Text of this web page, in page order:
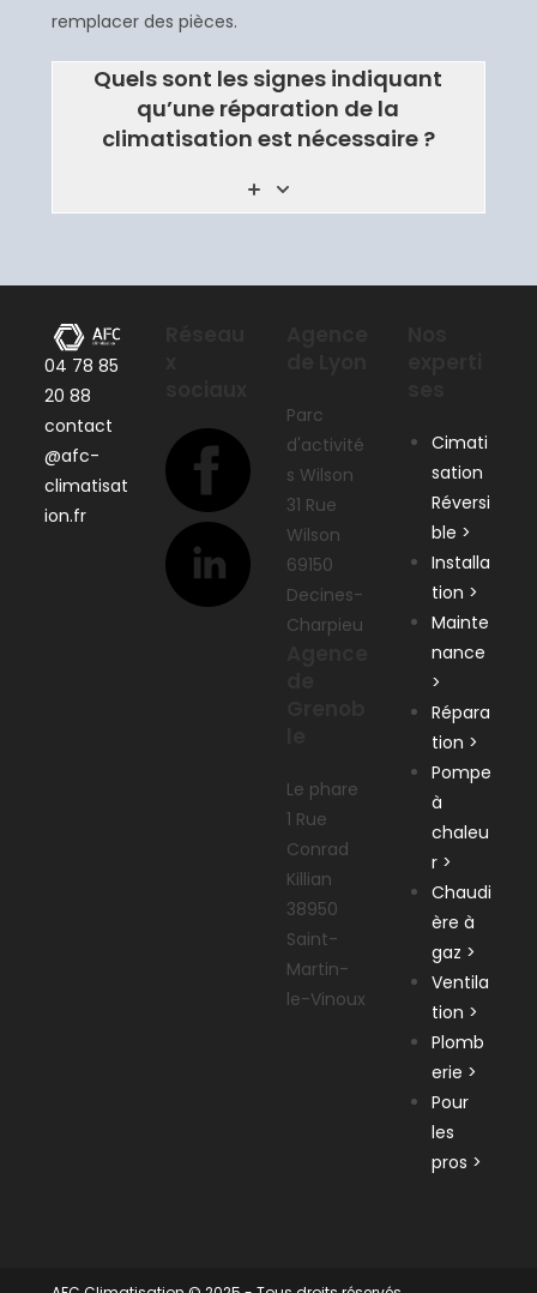
remplacer des pièces.
Quels sont les signes indiquant
qu’une réparation de la
climatisation est nécessaire ?
04 78 85
20 88
contact
@afc-
climatisat
ion.fr
Parc
d'activité
s Wilson
31 Rue
Wilson
69150
Decines-
Charpieu
Le phare
1 Rue
Conrad
Killian
38950
Saint-
Martin-
le-Vinoux
Cimati
sation
Réversi
ble >
Installa
tion >
Mainte
nance
>
Répara
tion >
Pompe
à
chaleu
r >
Chaudi
ère à
gaz >
Ventila
tion >
Plomb
erie >
Pour
les
pros >